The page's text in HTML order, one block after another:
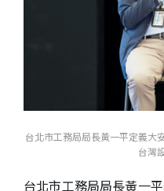
台北市工務局局長黃一平定義大
台 灣
台北市工務局局長黃一